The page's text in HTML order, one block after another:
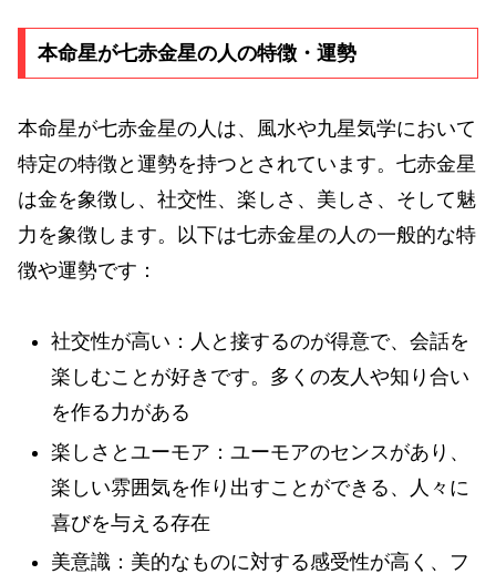
本命星が七赤金星の人の特徴・運勢
本命星が七赤金星の人は、風水や九星気学において
特定の特徴と運勢を持つとされています。七赤金星
は金を象徴し、社交性、楽しさ、美しさ、そして魅
力を象徴します。以下は七赤金星の人の一般的な特
徴や運勢です：
社交性が高い：人と接するのが得意で、会話を
楽しむことが好きです。多くの友人や知り合い
を作る力がある
楽しさとユーモア：ユーモアのセンスがあり、
楽しい雰囲気を作り出すことができる、人々に
喜びを与える存在
美意識：美的なものに対する感受性が高く、フ